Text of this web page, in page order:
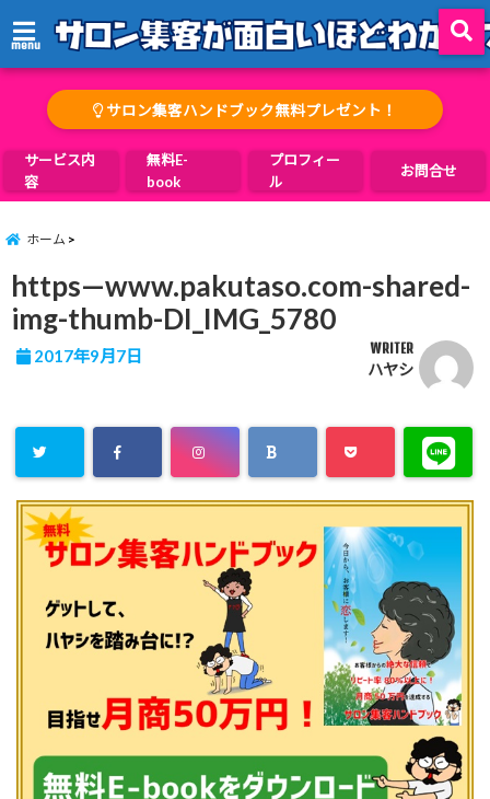
menu
サロン集客ハンドブック無料プレゼント！
サービス内
容
無料E-
book
プロフィー
ル
お問合せ
ホーム
https—www.pakutaso.com-shared-
img-thumb-DI_IMG_5780
2017年9月7日 WRITER
ハヤシ